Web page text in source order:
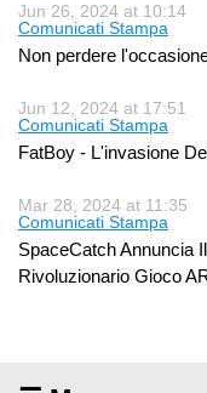
Jun 26, 2024 at 10:14
Comunicati Stampa
Non perdere
Jun 12, 2024 at 17:51
Comunicati Stampa
FatBoy - L'invasione
Mar 28, 2024 at 11:35
Comunicati Stampa
SpaceCatch Annuncia
Rivoluzionario Gioco